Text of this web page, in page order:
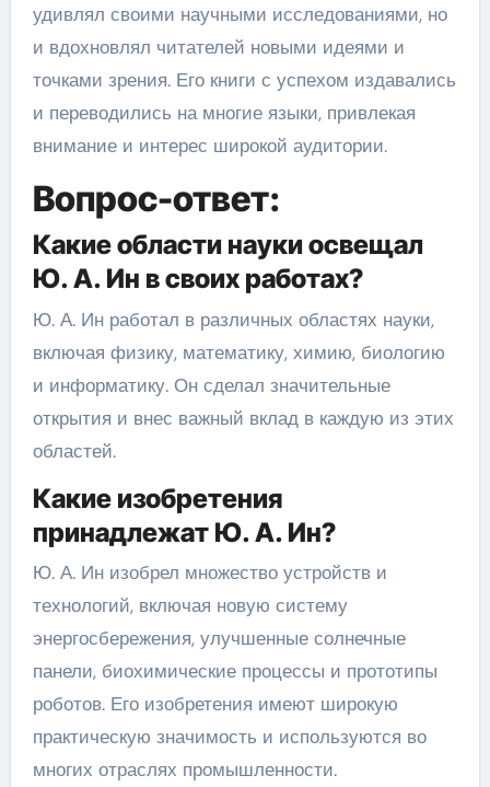
удивлял своими научными исследованиями, но
и вдохновлял читателей новыми идеями и
точками зрения. Его книги с успехом издавались
и переводились на многие языки, привлекая
внимание и интерес широкой аудитории.
Вопрос-ответ:
Какие области науки освещал
Ю. А. Ин в своих работах?
Ю. А. Ин работал в различных областях науки,
включая физику, математику, химию, биологию
и информатику. Он сделал значительные
открытия и внес важный вклад в каждую из этих
областей.
Какие изобретения
принадлежат Ю. А. Ин?
Ю. А. Ин изобрел множество устройств и
технологий, включая новую систему
энергосбережения, улучшенные солнечные
панели, биохимические процессы и прототипы
роботов. Его изобретения имеют широкую
практическую значимость и используются во
многих отраслях промышленности.